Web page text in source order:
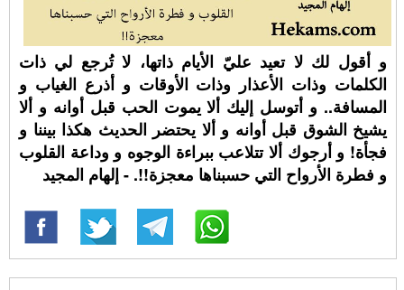
و أقول لك لا تعيد عليّ الأيام ذاتها، لا تُرجع لي ذات
الكلمات وذات الأعذار وذات الأوقات و أذرع الغياب و
المسافة.. و أتوسل إليك ألا يموت الحب قبل أوانه و ألا
يشيخ الشوق قبل أوانه و ألا يحتضر الحديث هكذا بيننا و
فجأة! و أرجوك ألا تتلاعب ببراءة الوجوه و وداعة القلوب
و فطرة الأرواح التي حسبناها معجزة!!. - إلهام المجيد